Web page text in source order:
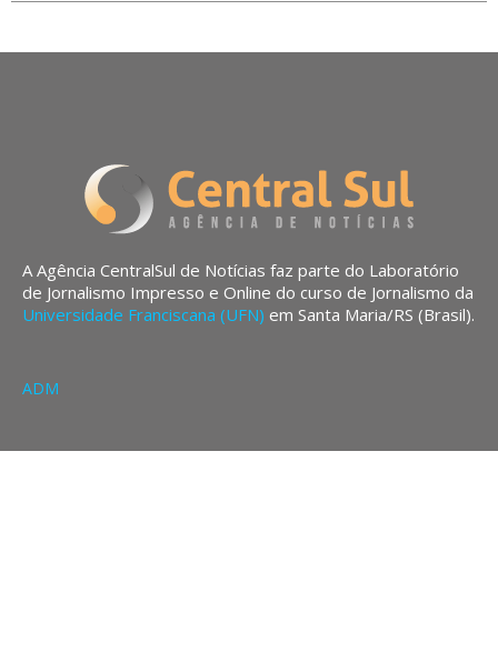
A Agência CentralSul de Notícias faz parte do Laboratório
de Jornalismo Impresso e Online do curso de Jornalismo da
Universidade Franciscana (UFN) em Santa Maria/RS (Brasil).
ADM